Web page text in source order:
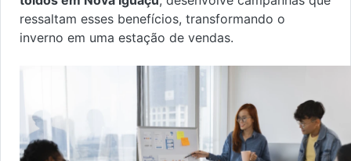
ressaltam esses benefícios, transformando o
inverno em uma estação de vendas.